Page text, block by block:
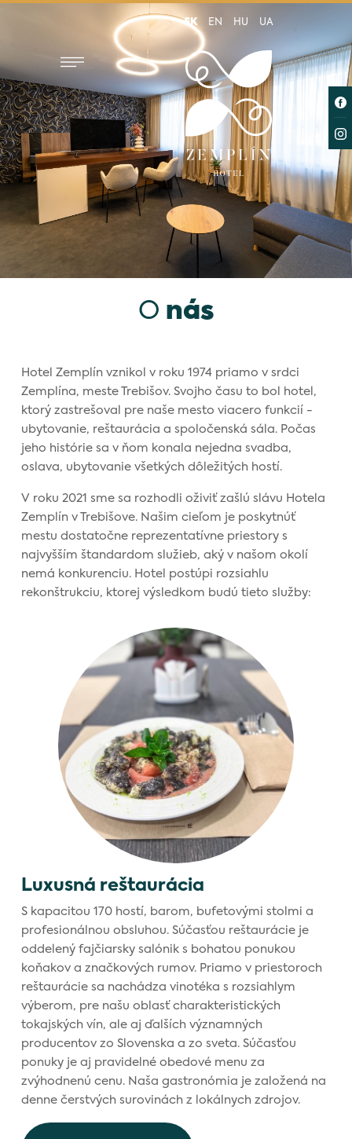
SK EN HU UA
O nás
Hotel Zemplín vznikol v roku 1974 priamo v srdci
Zemplína, meste Trebišov. Svojho času to bol hotel,
ktorý zastrešoval pre naše mesto viacero funkcií -
ubytovanie, reštaurácia a spoločenská sála. Počas
jeho histórie sa v ňom konala nejedna svadba,
oslava, ubytovanie všetkých dôležitých hostí.
V roku 2021 sme sa rozhodli oživiť zašlú slávu Hotela
Zemplín v Trebišove. Našim cieľom je poskytnúť
mestu dostatočne reprezentatívne priestory s
najvyšším štandardom služieb, aký v našom okolí
nemá konkurenciu. Hotel postúpi rozsiahlu
rekonštrukciu, ktorej výsledkom budú tieto služby:
Luxusná reštaurácia
S kapacitou 170 hostí, barom, bufetovými stolmi a
profesionálnou obsluhou. Súčasťou reštaurácie je
oddelený fajčiarsky salónik s bohatou ponukou
koňakov a značkových rumov. Priamo v priestoroch
reštaurácie sa nachádza vinotéka s rozsiahlym
výberom, pre našu oblasť charakteristických
tokajských vín, ale aj ďalších významných
producentov zo Slovenska a zo sveta. Súčasťou
ponuky je aj pravidelné obedové menu za
zvýhodnenú cenu. Naša gastronómia je založená na
denne čerstvých surovinách z lokálnych zdrojov.